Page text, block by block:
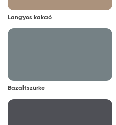
Langyos kakaó
Bazaltszürke